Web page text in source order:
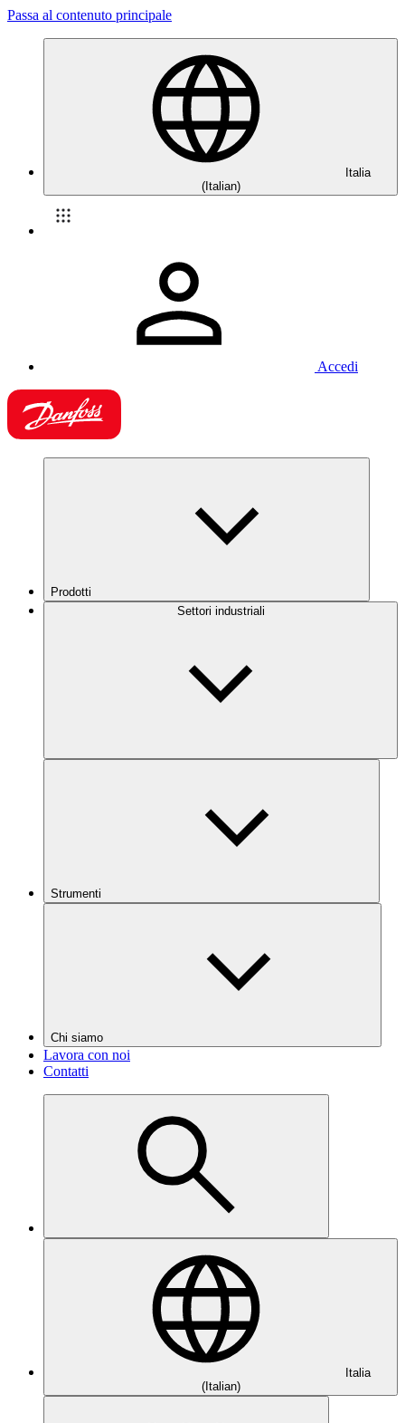
Passa al contenuto principale
Italia
(Italian)
Accedi
Prodotti
Settori industriali
Strumenti
Chi siamo
Lavora con noi
Contatti
Italia
(Italian)